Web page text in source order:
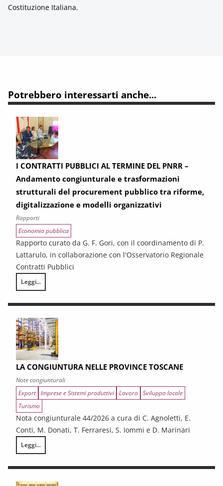
Costituzione Italiana.
Potrebbero interessarti anche...
I CONTRATTI PUBBLICI AL TERMINE DEL PNRR –
Andamento congiunturale e trasformazioni
strutturali del procurement pubblico tra riforme,
digitalizzazione e modelli organizzativi
Rapporti
Economia pubblica
Rapporto curato da G. F. Gori, con il coordinamento di P.
Lattarulo, in collaborazione con l'Osservatorio Regionale
Contratti Pubblici
Leggi...
I CONTRATTI PUBBLICI AL TERMINE DEL PNRR – Andamento
LA CONGIUNTURA NELLE PROVINCE TOSCANE
Note congiunturali
Export Imprese e Sistemi produttivi Lavoro Sviluppo locale
Turismo
Nota congiunturale 44/2026 a cura di C. Agnoletti, E.
Conti, M. Donati, T. Ferraresi, S. Iommi e D. Marinari
Leggi...
LA CONGIUNTURA NELLE PROVINCE TOSCANE